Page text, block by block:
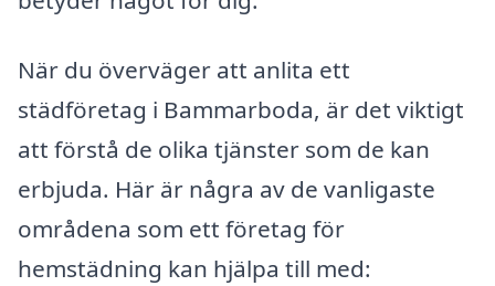
När du överväger att anlita ett
städföretag i Bammarboda, är det viktigt
att förstå de olika tjänster som de kan
erbjuda. Här är några av de vanligaste
områdena som ett företag för
hemstädning kan hjälpa till med: